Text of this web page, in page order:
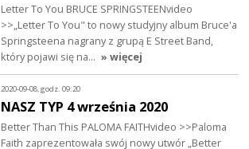
Letter To You BRUCE SPRINGSTEENvideo
>>„Letter To You" to nowy studyjny album Bruce'a
Springsteena nagrany z grupą E Street Band,
który pojawi się na… » więcej
2020-09-08, godz. 09:20
NASZ TYP 4 września 2020
Better Than This PALOMA FAITHvideo >>Paloma
Faith zaprezentowała swój nowy utwór „Better